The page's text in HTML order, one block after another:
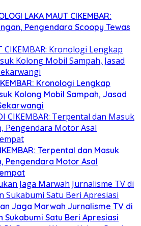
LAKA MAUT CIKEMBAR:
Pengendara Scoopy Tewas
Kronologi Lengkap
Kolong Mobil Sampah, Jasad
Terpental dan Masuk
Pengendara Motor Asal
Jaga Marwah Jurnalisme TV di
Sukabumi Satu Beri Apresiasi